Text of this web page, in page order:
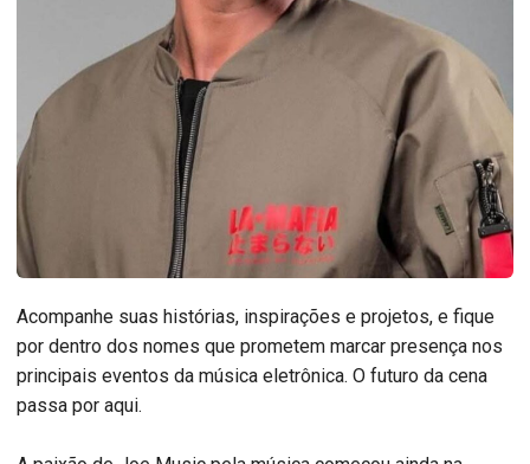
Acompanhe suas histórias, inspirações e projetos, e fique
por dentro dos nomes que prometem marcar presença nos
principais eventos da música eletrônica. O futuro da cena
passa por aqui.